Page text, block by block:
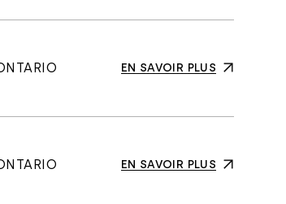
EN SAVOIR PLUS
EN SAVOIR PLUS